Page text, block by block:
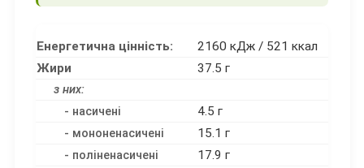
Енергетична цінність:
2160 кДж / 521 ккал
Жири
37.5 г
з них:
- насичені 4.5 г
- мононенасичені 15.1 г
- поліненасичені
17.9 г